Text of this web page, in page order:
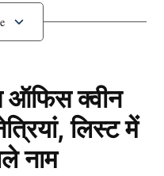
बन सकते है
ऑफिस क्वीन
लिस्ट में
नाम